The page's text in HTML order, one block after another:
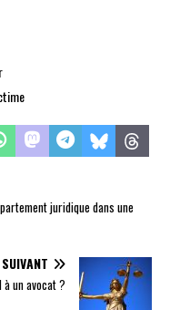
juridique dans une
SUIVANT
un avocat ?